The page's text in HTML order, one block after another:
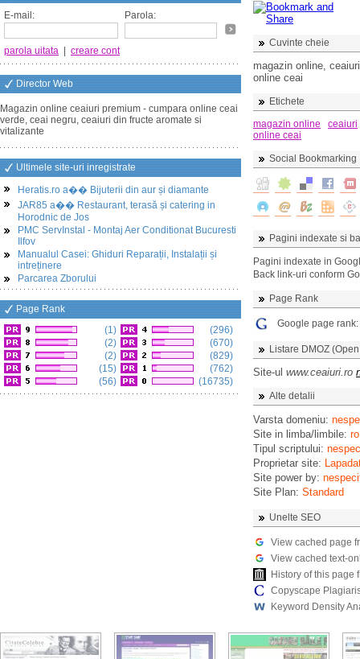
E-mail:
Parola:
parola uitata creare cont
Director Web
Magazin online ceaiuri premium - cumpara online ceai
verde, ceai negru, ceaiuri din fructe aromate si
vitalizante
Ultimele site-uri inregistrate
Heratis.ro a�� Bijuterii din aur și diamante
JAR85 a�� Restaurant, terasă și catering in
Horodnic de Jos
PMC ServInstal - Montaj Aer Conditionat Bucuresti
Ilfov
Manualul Casei: Ghiduri Reparații, Instalații și
intreținere
Parcarea Zborului
Page Rank
(1)
(2)
(2)
(15)
(56)
(296)
(670)
(829)
(762)
(16735)
Cuvinte cheie
magazin online,
online ceai
Etichete
magazin online
ceaiuri
online ceai
Social Bookmarking
Pagini indexate si
Pagini indexate in
Back link-uri conform
Page Rank
Google page rank:
Listare DMOZ
Site-ul www.ceaiuri.ro
Alte detalii
Varsta domeniu:
Site in limba/limbile: ro
Tipul scriptului:
Proprietar site:
Site power by:
Site Plan: Standard
Unelte SEO
View cached page
View cached text-
History of this page
Copyscape
Keyword Density